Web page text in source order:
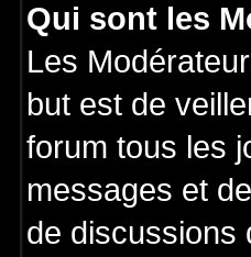
Qui sont les
Les
but est de
forum tous les
messages et
de discussions